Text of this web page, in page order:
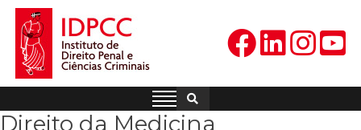
Skip
content
IDPCC
Instituto de Direito Penal e
Direito da Medicina